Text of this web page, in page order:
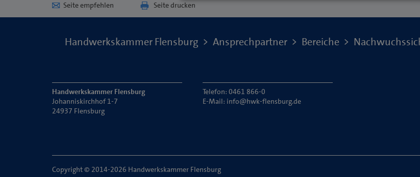
Seite empfehlen Seite drucken
Handwerkskammer Flensburg Ansprechpartner Bereiche
Handwerkskammer Flensburg
Johanniskirchhof 1-7
24937 Flensburg
Telefon: 0461 866-0
E-Mail: info@hwk-flensburg.de
Copyright © 2014-2026 Handwerkskammer Flensburg